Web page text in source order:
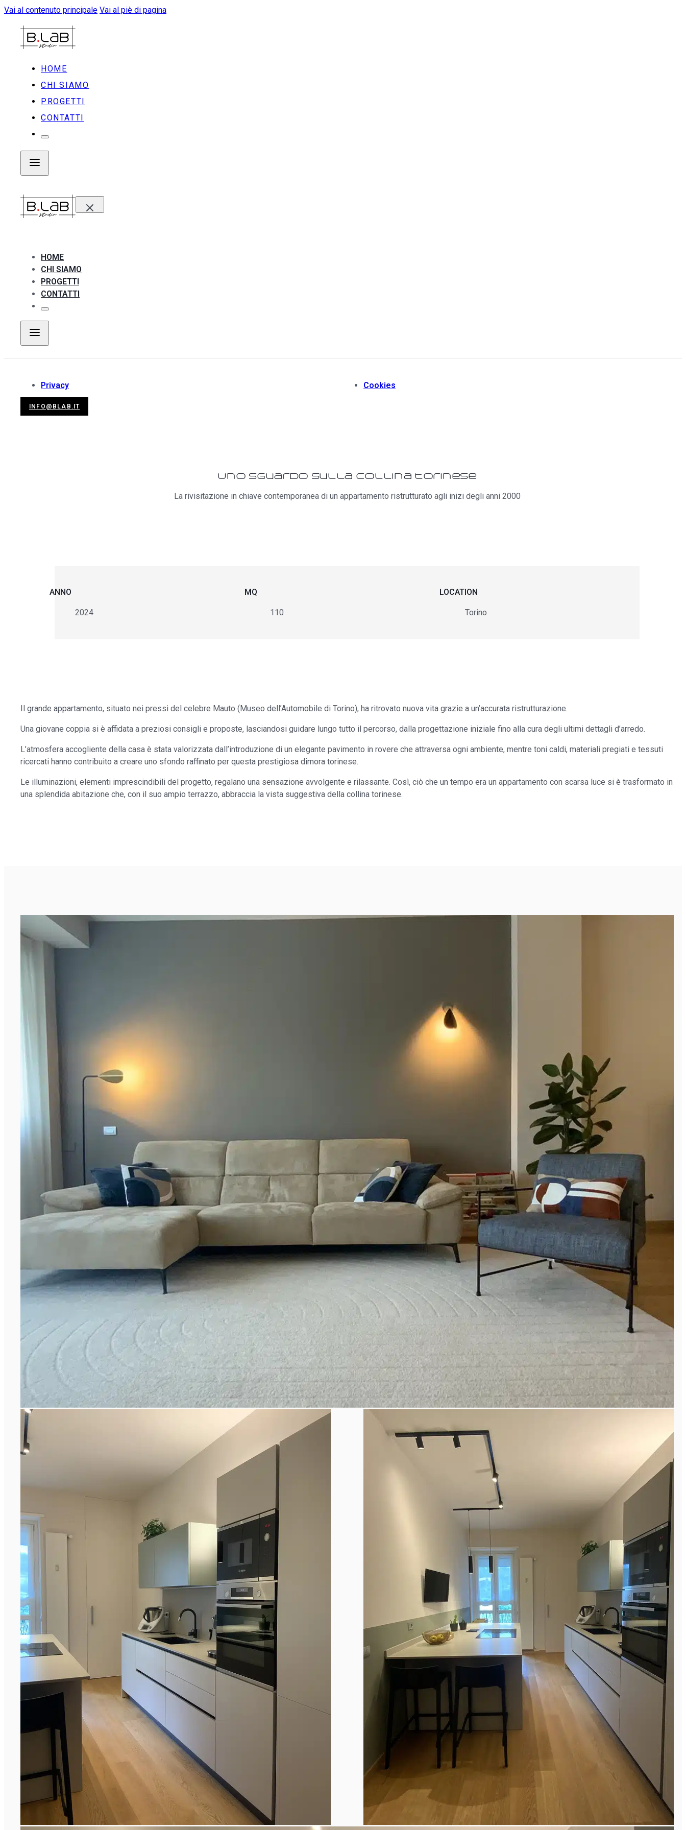
Vai al contenuto principale Vai al piè di pagina
HOME
CHI SIAMO
PROGETTI
CONTATTI
HOME
CHI SIAMO
PROGETTI
CONTATTI
Privacy Cookies
INFO@BLAB.IT
Uno sguardo sulla collina torinese
La rivisitazione in chiave contemporanea di un appartamento ristrutturato agli inizi degli anni 2000
ANNO
2024
MQ
110
LOCATION
Torino
Il grande appartamento, situato nei pressi del celebre Mauto (Museo dell’Automobile di Torino), ha ritrovato nuova vita grazie a un’accurata ristrutturazione.
Una giovane coppia si è affidata a preziosi consigli e proposte, lasciandosi guidare lungo tutto il percorso, dalla progettazione iniziale fino alla cura degli ultimi dettagli d’arredo.
L’atmosfera accogliente della casa è stata valorizzata dall’introduzione di un elegante pavimento in rovere che attraversa ogni ambiente, mentre toni caldi, materiali pregiati e tessuti
ricercati hanno contribuito a creare uno sfondo raffinato per questa prestigiosa dimora torinese.
Le illuminazioni, elementi imprescindibili del progetto, regalano una sensazione avvolgente e rilassante. Così, ciò che un tempo era un appartamento con scarsa luce si è trasformato in
una splendida abitazione che, con il suo ampio terrazzo, abbraccia la vista suggestiva della collina torinese.